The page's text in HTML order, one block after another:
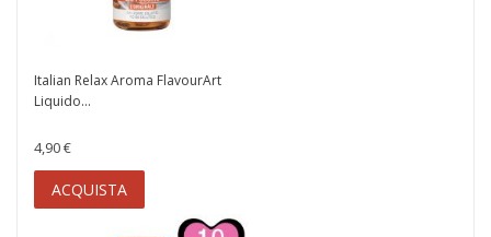
Italian Relax Aroma FlavourArt
Liquido...
4,90 €
ACQUISTA